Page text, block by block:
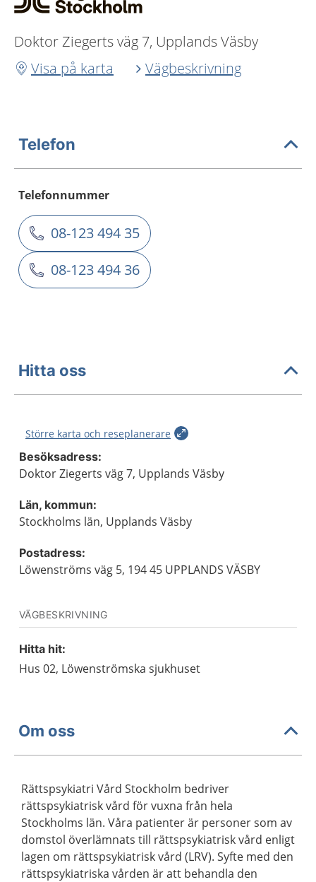
Doktor Ziegerts väg 7, Upplands Väsby
Visa på karta
Vägbeskrivning
Telefon
Telefonnummer
08-123 494 35
08-123 494 36
Hitta oss
Större karta och reseplanerare
Besöksadress:
Doktor Ziegerts väg 7, Upplands Väsby
Län, kommun:
Stockholms län, Upplands Väsby
Postadress:
Löwenströms väg 5, 194 45 UPPLANDS VÄSBY
VÄGBESKRIVNING
Hitta hit:
Hus 02, Löwenströmska sjukhuset
Om oss
Rättspsykiatri Vård Stockholm bedriver
rättspsykiatrisk vård för vuxna från hela
Stockholms län. Våra patienter är personer som av
domstol överlämnats till rättspsykiatrisk vård enligt
lagen om rättspsykiatrisk vård (LRV). Syfte med den
rättspsykiatriska vården är att behandla den